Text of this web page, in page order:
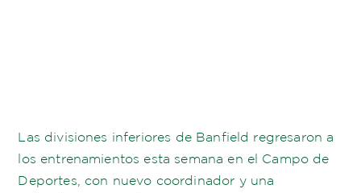
Las divisiones inferiores de Banfield regresaron a
los entrenamientos esta semana en el Campo de
Deportes, con nuevo coordinador y una